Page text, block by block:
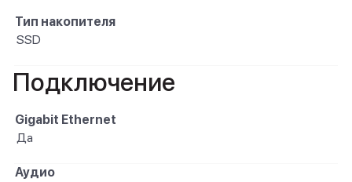
Тип накопителя
SSD
Подключение
Gigabit Ethernet
Да
Аудио